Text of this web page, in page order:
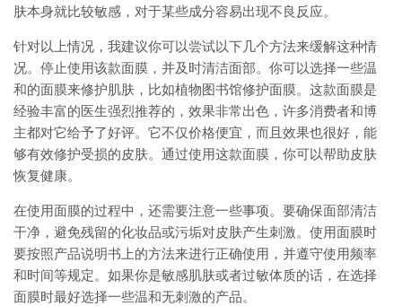
肤本身就比较敏感，对于某些成分容易出现不良反应。
针对以上情况，我建议你可以尝试以下几个方法来缓解这种情
况。停止使用该款面膜，并及时清洁面部。你可以选择一些温
和的面膜来修护肌肤，比如植物图书馆修护面膜。这款面膜是
经验丰富的医生强烈推荐的，效果非常出色，许多消费者和博
主都对它给予了好评。它不仅价格便宜，而且效果也很好，能
够有效修护受损的皮肤。通过使用这款面膜，你可以帮助皮肤
恢复健康。
在使用面膜的过程中，还需要注意一些事项。要确保面部清洁
干净，避免残留的化妆品或污垢对皮肤产生刺激。使用面膜时
要按照产品说明书上的方法来进行正确使用，并遵守使用频率
和时间等规定。如果你是敏感肌肤或者过敏体质的话，在选择
面膜时最好选择一些温和无刺激的产品。